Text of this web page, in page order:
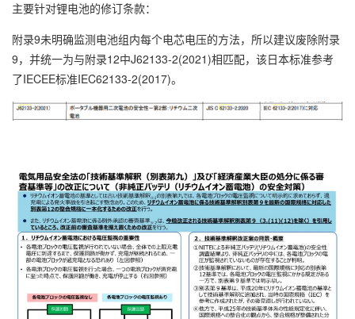
主要针对锂电池的修订条款：
附录9未明确监测电池组内每个电芯电压的方法，所以建议废除附录
9，并统一为与附录12中J62133-2(2021)相匹配，该日本标准参考
了IECEE标准IEC62133-2(2017)。